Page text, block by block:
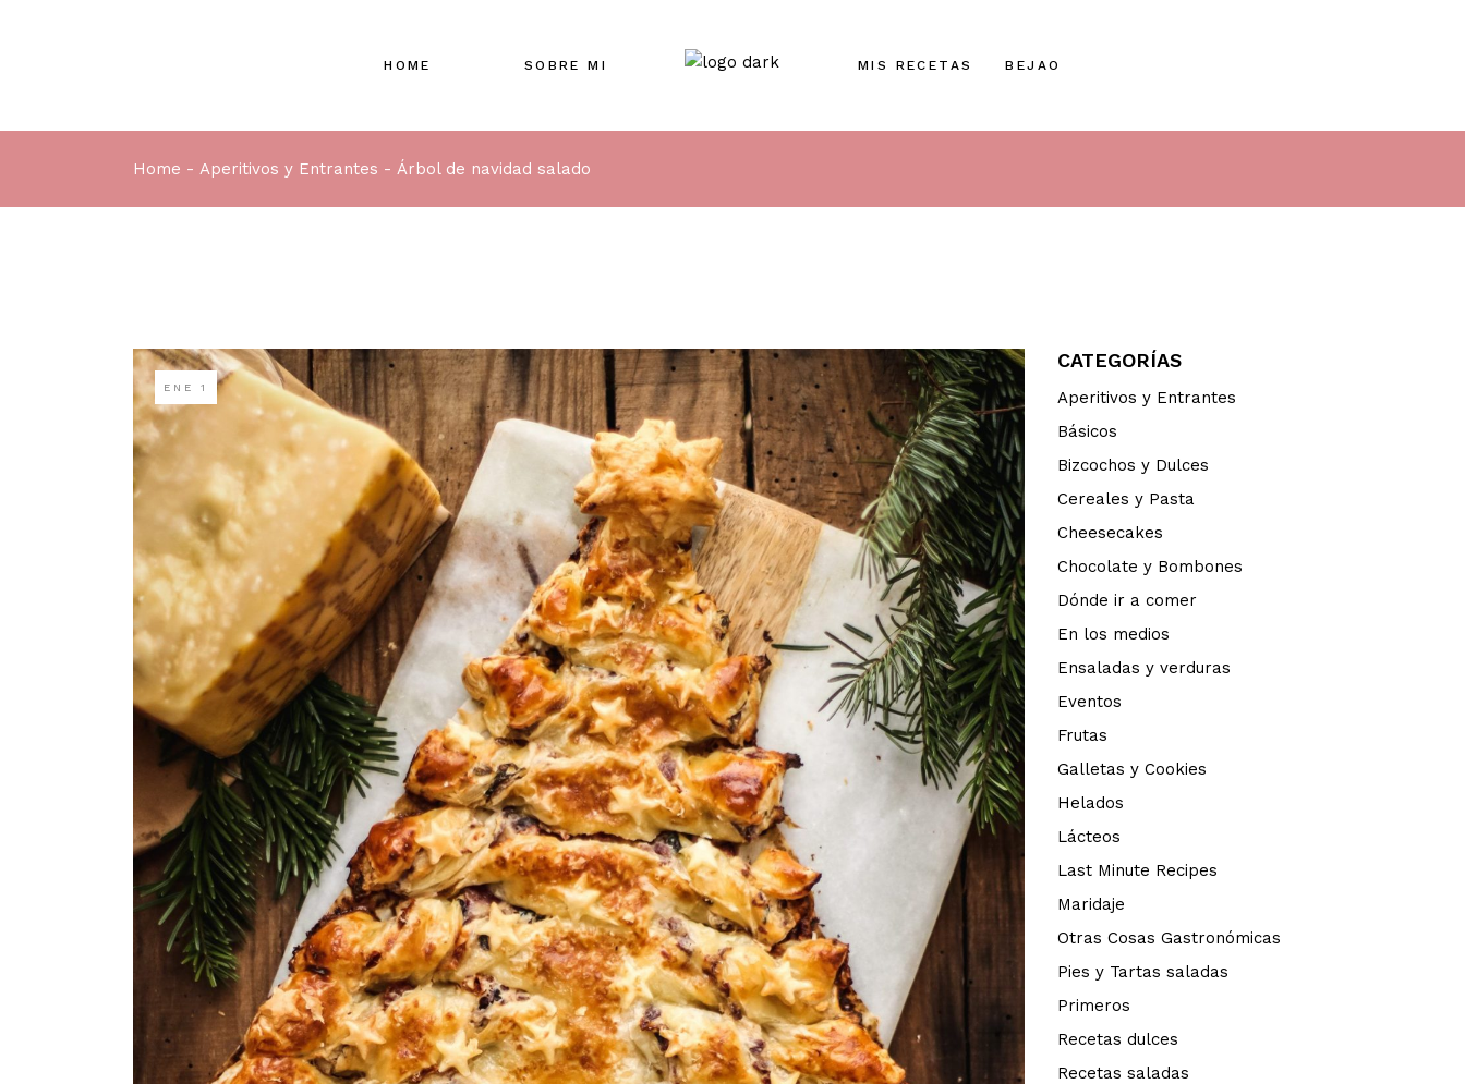
HOME SOBRE MI MIS RECETAS BEJAO
Home Aperitivos y Entrantes Árbol de navidad salado
ENE 1
CATEGORÍAS
Aperitivos y Entrantes
Básicos
Bizcochos y Dulces
Cereales y Pasta
Cheesecakes
Chocolate y Bombones
Dónde ir a comer
En los medios
Ensaladas y verduras
Eventos
Frutas
Galletas y Cookies
Helados
Lácteos
Last Minute Recipes
Maridaje
Otras Cosas Gastronómicas
Pies y Tartas saladas
Primeros
Recetas dulces
Recetas saladas